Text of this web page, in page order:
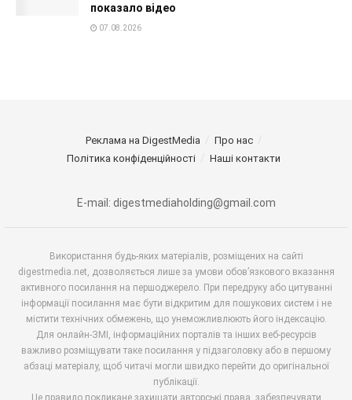
показало відео
07.08.2026
Реклама на DigestMedia
Про нас
Політика конфіденційності
Наші контакти
E-mail: digestmediaholding@gmail.com
Використання будь-яких матеріалів, розміщених на сайті
digestmedia.net, дозволяється лише за умови обов’язкового вказання
активного посилання на першоджерело. При передруку або цитуванні
інформації посилання має бути відкритим для пошукових систем і не
містити технічних обмежень, що унеможливлюють його індексацію.
Для онлайн-ЗМІ, інформаційних порталів та інших веб-ресурсів
важливо розміщувати таке посилання у підзаголовку або в першому
абзаці матеріалу, щоб читачі могли швидко перейти до оригінальної
публікації.
Це правило покликане захищати авторські права, забезпечувати